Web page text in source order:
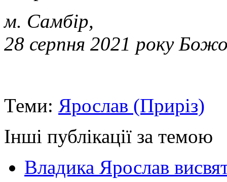
м. Самбір,
28 серпня 2021 року
Теми: Ярослав (Приріз)
Інші публікації за темою
Владика Ярослав